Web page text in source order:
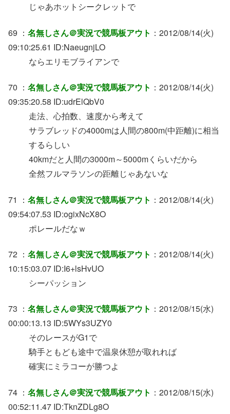
じゃあホットシークレットで
69 ： 名無しさん＠実況で競馬板アウト ：2012/08/14(火)
09:10:25.61 ID:NaeugnjLO
ならエリモブライアンで
70 ： 名無しさん＠実況で競馬板アウト ：2012/08/14(火)
09:35:20.58 ID:udrElQbV0
走法、心拍数、速度から考えて
サラブレッドの4000mは人間の800m(中距離)に相当
するらしい
40kmだと人間の3000m～5000mくらいだから
全然フルマラソンの距離じゃあないな
71 ： 名無しさん＠実況で競馬板アウト ：2012/08/14(火)
09:54:07.53 ID:ogixNcX8O
ポレールだなｗ
72 ： 名無しさん＠実況で競馬板アウト ：2012/08/14(火)
10:15:03.07 ID:I6+lsHvUO
シーパッション
73 ： 名無しさん＠実況で競馬板アウト ：2012/08/15(水)
00:00:13.13 ID:5WYs3UZY0
そのレースがG1で
騎手ともども途中で温泉休憩が取れれば
確実にミラコーが勝つよ
74 ： 名無しさん＠実況で競馬板アウト ：2012/08/15(水)
00:52:11.47 ID:TknZDLg8O